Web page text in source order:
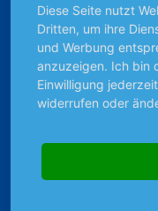
Highlights
Archiv
Börsenbericht
Favoriten
Diese Seite nutzt
Dritten, um ihre
und Werbung
anzuzeigen. Ich bin
Einwilligung
widerrufen oder